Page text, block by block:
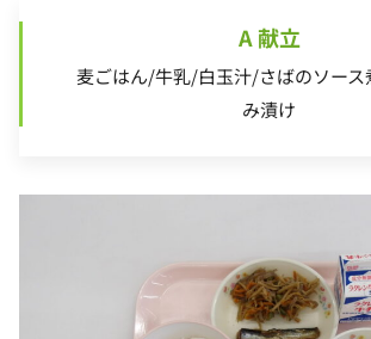
A 献立
麦ごはん/牛乳/白玉汁/さばのソース
み漬け